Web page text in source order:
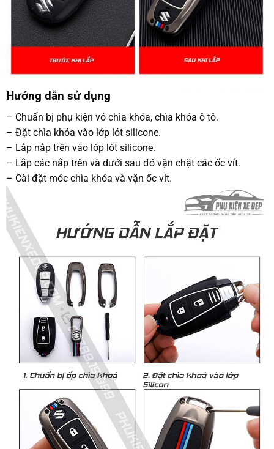
Hướng dẫn sử dụng
– Chuẩn bị phụ kiện vỏ chìa khóa, chìa khóa ô tô.
– Đặt chìa khóa vào lớp lót silicone.
– Lắp nắp trên vào lớp lót silicone.
– Lắp các nắp trên và dưới sau đó vặn chặt các ốc vít.
– Cài đặt móc chìa khóa và vặn ốc vít.